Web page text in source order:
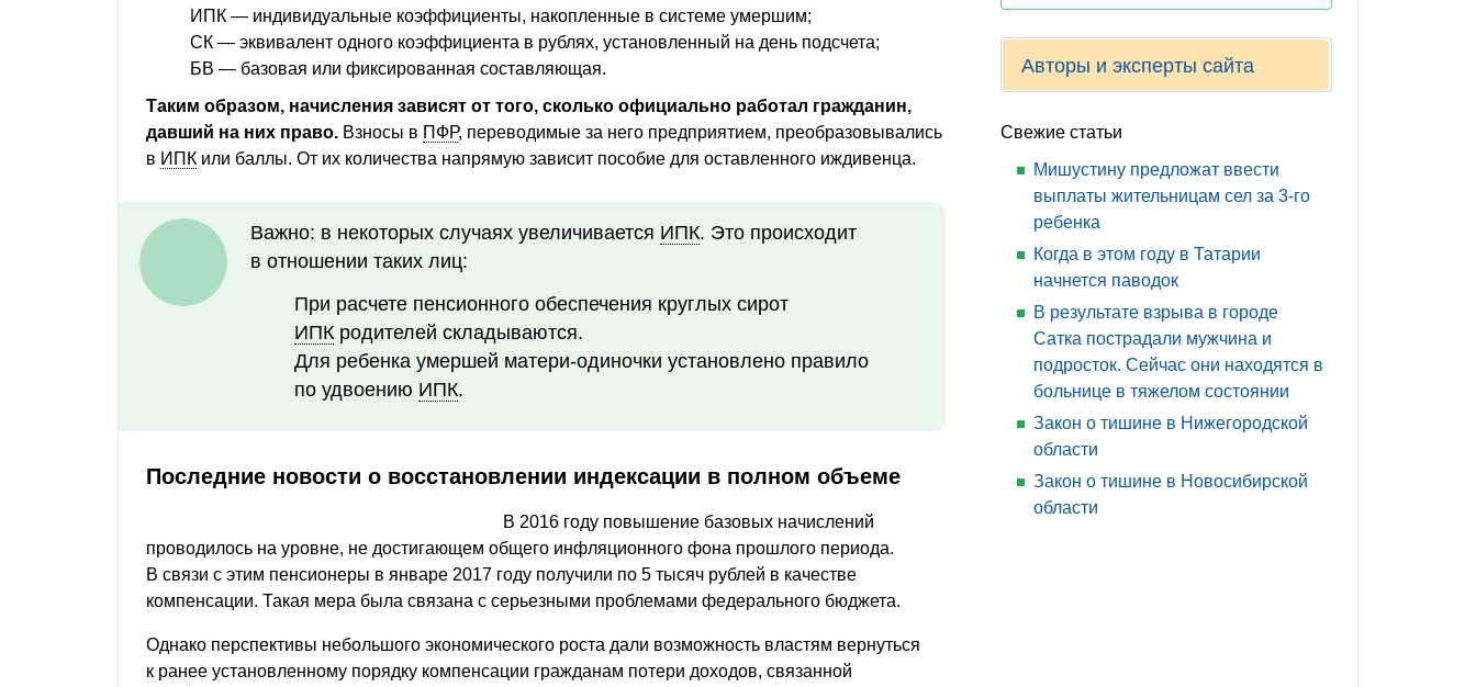
ИПК — индивидуальные коэффициенты, накопленные в системе умершим;
СК — эквивалент одного коэффициента в рублях, установленный на день подсчета;
БВ — базовая или фиксированная составляющая.
Таким образом, начисления зависят от того, сколько официально работал гражданин,
давший на них право. Взносы в ПФР, переводимые за него предприятием, преобразовывались
в ИПК или баллы. От их количества напрямую зависит пособие для оставленного иждивенца.
Важно: в некоторых случаях увеличивается ИПК. Это происходит
в отношении таких лиц:
При расчете пенсионного обеспечения круглых сирот
ИПКродителей складываются.
Для ребенка умершей матери-одиночки установлено правило
по удвоению ИПК.
Последние новости о восстановлении индексации в полном объеме
В 2016 году повышение базовых начислений
проводилось на уровне, не достигающем общего инфляционного фона прошлого периода.
В связи с этим пенсионеры в январе 2017 году получили по 5 тысяч рублей в качестве
компенсации. Такая мера была связана с серьезными проблемами федерального бюджета.
Однако перспективы небольшого экономического роста дали возможность властям вернуться
к ранее установленному порядку компенсации гражданам потери доходов, связанной
Авторы и эксперты сайта
Свежие статьи
Мишустину предложат ввести
выплаты жительницам сел за 3-го
ребенка
Когда в этом году в Татарии
начнется паводок
В результате взрыва в городе
Сатка пострадали мужчина и
подросток. Сейчас они находятся в
больнице в тяжелом состоянии
Закон о тишине в Нижегородской
области
Закон о тишине в Новосибирской
области